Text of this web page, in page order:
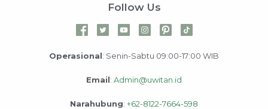
Follow Us
Operasional: Senin-Sabtu 09:00-17:00 WIB
Email: Admin@uwitan.id
Narahubung: +62-8122-7664-598